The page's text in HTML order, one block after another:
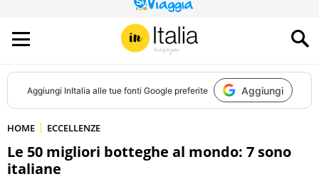
QUESTO
SITO
CONTRIBUISCE
ALL’AUDIENCE
DI
Aggiungi InItalia alle tue fonti Google preferite Aggiungi
HOME ECCELLENZE
Le 50 migliori botteghe al mondo: 7 sono
italiane